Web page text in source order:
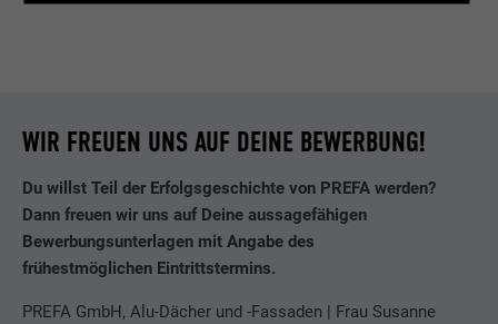
WIR FREUEN UNS AUF DEINE BEWERBUNG!
Du willst Teil der Erfolgsgeschichte von PREFA werden?
Dann freuen wir uns auf Deine aussagefähigen
Bewerbungsunterlagen mit Angabe des
frühestmöglichen Eintrittstermins.
PREFA GmbH, Alu-Dächer und -Fassaden | Frau Susanne